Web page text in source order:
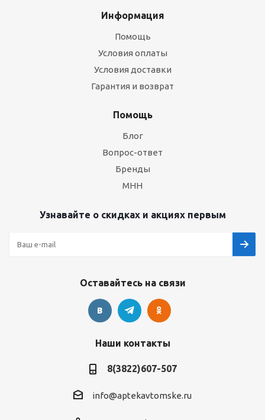
Информация
Помощь
Условия оплаты
Условия доставки
Гарантия и возврат
Помощь
Блог
Вопрос-ответ
Бренды
МНН
Узнавайте о скидках и акциях первым
Оставайтесь на связи
Наши контакты
8(3822)607-507
info@aptekavtomske.ru